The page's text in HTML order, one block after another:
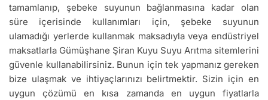
tamamlanıp, şebeke suyunun bağlanmasına kadar olan
süre içerisinde kullanımları için, şebeke suyunun
ulamadığı yerlerde kullanmak maksadıyla veya endüstriyel
maksatlarla Gümüşhane Şiran Kuyu Suyu Arıtma sitemlerini
güvenle kullanabilirsiniz. Bunun için tek yapmanız gereken
bize ulaşmak ve ihtiyaçlarınızı belirtmektir. Sizin için en
uygun çözümü en kısa zamanda en uygun fiyatlarla